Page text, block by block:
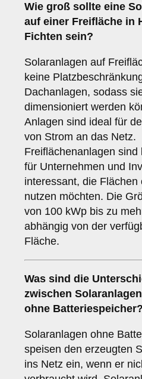
Wie groß sollte eine
auf einer Freifläche in
Fichten sein?
Solaranlagen auf
keine
Dachanlagen, sodass
dimensioniert werden
Anlagen sind ideal für
von Strom an das Netz.
Freiflächenanlagen sind
für Unternehmen und
interessant, die Flächen
nutzen möchten. Die
von 100 kWp bis zu
abhängig von der
Fläche.
Was sind die
zwischen Solaranlagen
ohne Batteriespeicher?
Solaranlagen ohne
speisen den erzeugten
ins Netz ein, wenn er